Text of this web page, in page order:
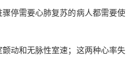
停需要心肺复苏的病人都需要使
动和无脉性室速；这两种心率失